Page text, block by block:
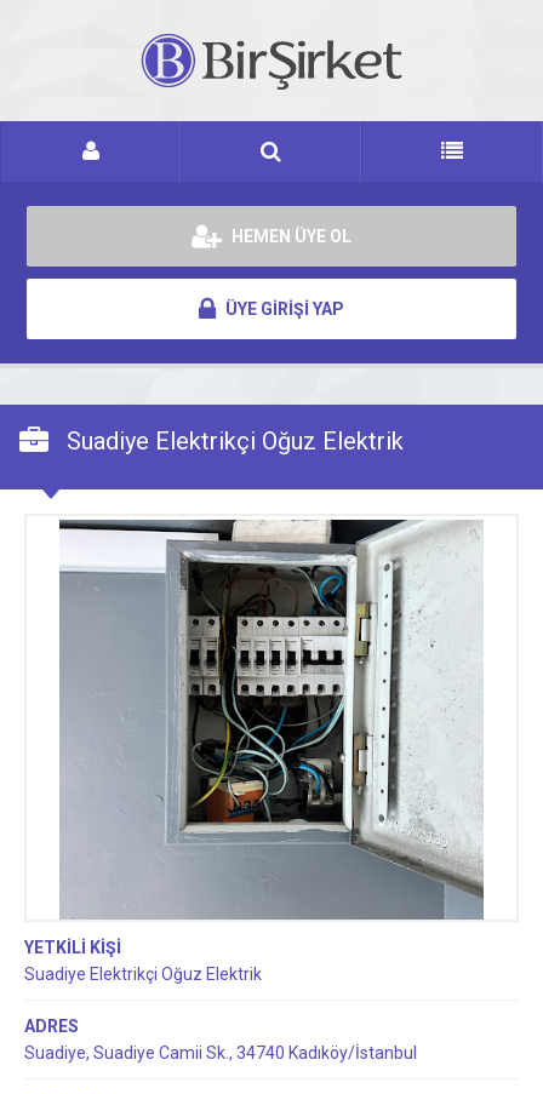
HEMEN ÜYE OL
ÜYE GİRİŞİ YAP
Suadiye Elektrikçi Oğuz Elektrik
YETKİLİ KİŞİ
Suadiye Elektrikçi Oğuz Elektrik
ADRES
Suadiye, Suadiye Camii Sk., 34740 Kadıköy/İstanbul